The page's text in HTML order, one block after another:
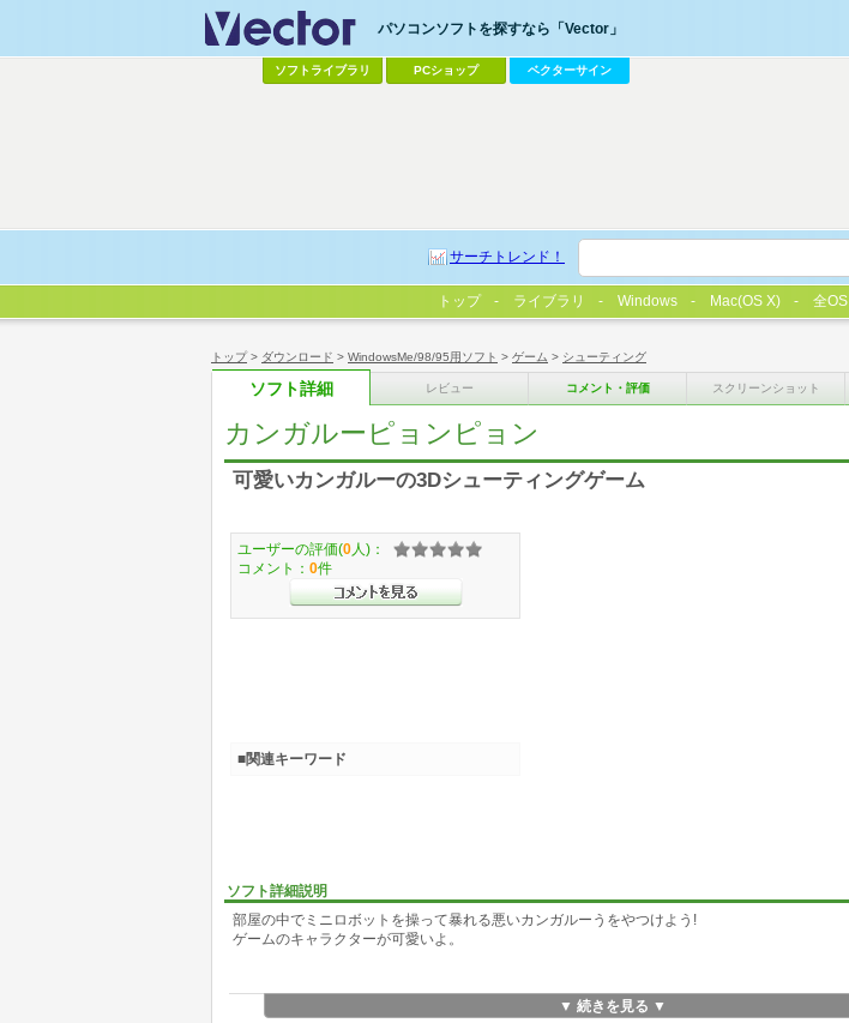
トップ> ダウンロード > WindowsMe/98/95用ソフト > ゲーム > シューティング
ソフト詳細 レビュー コメント・評価 スクリーンショット
カンガルーピョンピョン
可愛いカンガルーの3Dシューティングゲーム
ソフト詳細説明
部屋の中でミニロボットを操って暴れる悪いカンガルーうをやつけよう!
ゲームのキャラクターが可愛いよ。
▼ 続きを見る ▼
ユーザーの評価(0 人)：
コメント： 0件
■関連キーワード
パソコンソフトを探すなら「Vector」
ソフトライブラリ PCショップ ベクターサイン
サーチトレンド！
トップ ライブラリ Windows Mac(OS X) 全OS